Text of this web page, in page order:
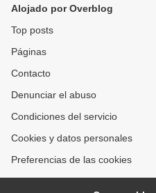
Alojado por Overblog
Top posts
Páginas
Contacto
Denunciar el abuso
Condiciones del servicio
Cookies y datos personales
Preferencias de las cookies